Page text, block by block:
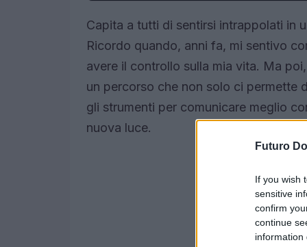
Futuro
If you wish
sensitive
confirm
continue
information
Capita a tutti di sentirsi intrappolati in
Ricordo quando, anni fa, mi sentivo
avere il controllo sulla mia vita. Ma
un percorso che non solo ci permette
gli strumenti per comunicare meglio
nuova luce.